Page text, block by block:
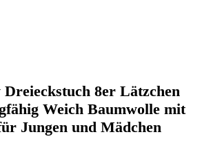
8er Lätzchen
Weich Baumwolle mit
Jungen und Mädchen